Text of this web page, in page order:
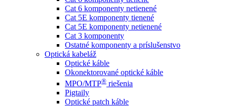
Cat 6 komponenty netienené
Cat 5E komponenty tienené
Cat 5E komponenty netienené
Cat 3 komponenty
Ostatné komponenty a príslušenstvo
Optická kabeláž
Optické káble
Okonektorované optické káble
MPO/MTP® ​ riešenia
Pigtaily
Optické patch káble